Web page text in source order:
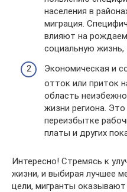
населения в
миграция.
влияют на
социальную
Экономическая и
отток или приток
область
жизни региона.
переизбытке
платы и других
Интересно! Стремясь к
жизни, и выбирая лучшее
цели, мигранты оказывают